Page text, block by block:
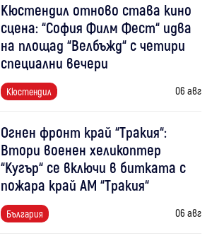
Кюстендил отново става кино
сцена: “София Филм Фест“ идва
на площад “Велбъжд“ с четири
специални вечери
Кюстендил 06 авг
Огнен фронт край “Тракия“:
Втори военен хеликоптер
“Кугър“ се включи в битката с
пожара край АМ “Тракия“
България 06 авг